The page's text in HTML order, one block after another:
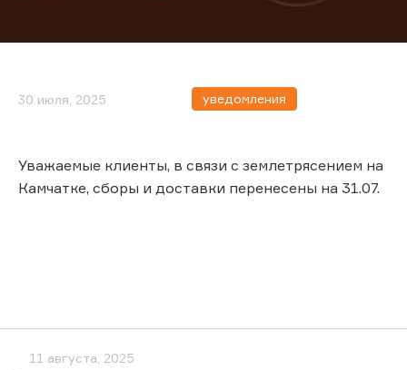
30 июля, 2025 уведомления
Уважаемые клиенты, в связи с землетрясением на
Камчатке, сборы и доставки перенесены на 31.07.
11 августа, 2025